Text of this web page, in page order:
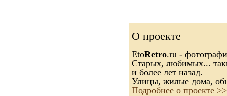
О проекте
EtoRetro.ru -
Старых, любимых...
и более лет назад.
Улицы, жилые дома,
Подробнее о проекте >>